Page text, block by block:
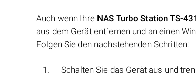
Auch wenn Ihre NAS Turbo Station TS-
aus dem Gerät entfernen und an einen
Folgen Sie den nachstehenden Schritten:
Schalten Sie das Gerät aus und